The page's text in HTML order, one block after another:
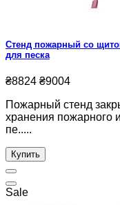
Стенд пожарный со
для песка
₴8824 ₴9004
Пожарный стенд
хранения пожарного
пе.....
Купить
Sale